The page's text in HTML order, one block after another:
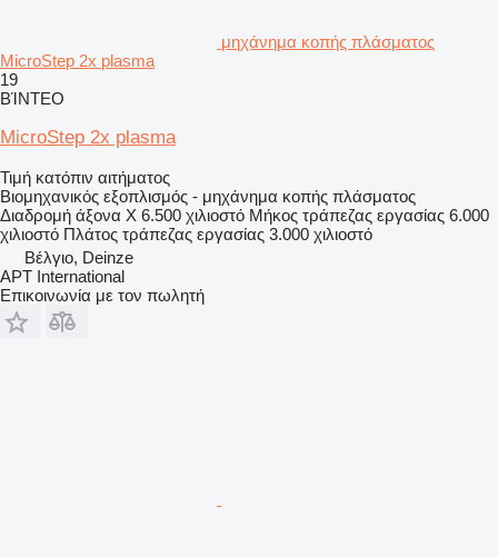
μηχάνημα κοπής πλάσματος
MicroStep 2x plasma
19
ΒΊΝΤΕΟ
MicroStep 2x plasma
Τιμή κατόπιν αιτήματος
Βιομηχανικός εξοπλισμός - μηχάνημα κοπής πλάσματος
Διαδρομή άξονα X 6.500 χιλιοστό Μήκος τράπεζας εργασίας 6.000
χιλιοστό Πλάτος τράπεζας εργασίας 3.000 χιλιοστό
Βέλγιο, Deinze
APT International
Επικοινωνία με τον πωλητή